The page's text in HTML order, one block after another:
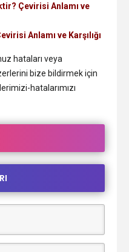
Çevirisi Anlamı ve
Anlamı ve Karşılığı
hataları veya
bize bildirmek için
hatalarımızı